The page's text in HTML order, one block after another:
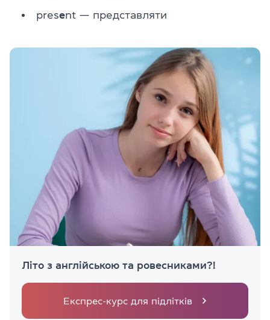
present — представляти
Літо з англійською та ровесниками?!
Експрес-курс для підлітків